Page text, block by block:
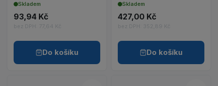
Skladem
93,94 Kč
bez DPH: 77,64 Kč
Do košíku
Skladem
427,00 Kč
bez DPH: 352,89 Kč
Do košíku